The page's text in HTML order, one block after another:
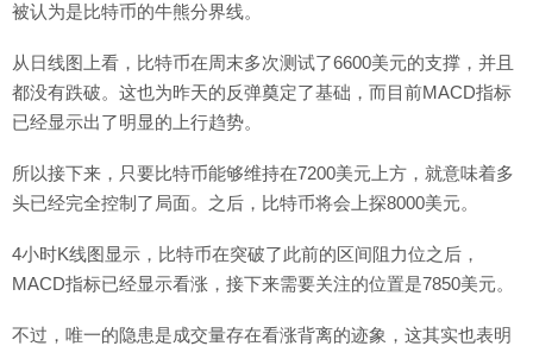
被认为是比特币的牛熊分界线。
从日线图上看，比特币在周末多次测试了6600美元的支撑，并且
都没有跌破。这也为昨天的反弹奠定了基础，而目前MACD指标
已经显示出了明显的上行趋势。
所以接下来，只要比特币能够维持在7200美元上方，就意味着多
头已经完全控制了局面。之后，比特币将会上探8000美元。
4小时K线图显示，比特币在突破了此前的区间阻力位之后，
MACD指标已经显示看涨，接下来需要关注的位置是7850美元。
不过，唯一的隐患是成交量存在看涨背离的迹象，这其实也表明